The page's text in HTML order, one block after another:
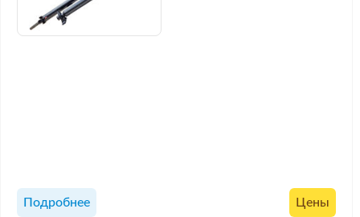
Подробнее Цены